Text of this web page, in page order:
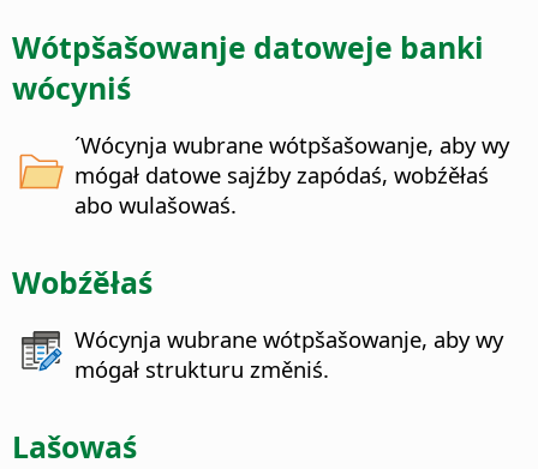
Wótpšašowanje datoweje banki
wócyniś
´Wócynja wubrane wótpšašowanje, aby wy
mógał datowe sajźby zapódaś, wobźěłaś
abo wulašowaś.
Wobźěłaś
Wócynja wubrane wótpšašowanje, aby wy
mógał strukturu změniś.
Lašowaś